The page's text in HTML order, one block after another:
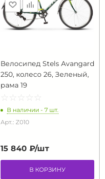
Велосипед Stels Avangard
250, колесо 26, Зеленый,
рама 19
☆ ☆ ☆ ☆ ☆
★ ★ ★ ★ ★
В наличии - 7 шт.
Арт.: Z010
15 840 ₽/шт
В КОРЗИНУ